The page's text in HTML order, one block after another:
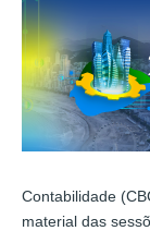
Contabilidade
material das